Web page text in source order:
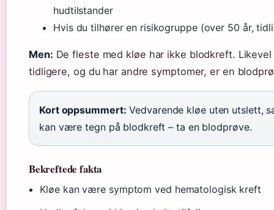
hudtilstander
Hvis du tilhører en risikogruppe (over 50 år,
Men: De fleste med kløe har ikke blodkreft.
tidligere, og du har andre symptomer, er en
Kort oppsummert: Vedvarende kløe uten utslett,
kan være tegn på blodkreft – ta en blodprøve.
Bekreftede fakta
Kløe kan være symptom ved hematologisk kreft